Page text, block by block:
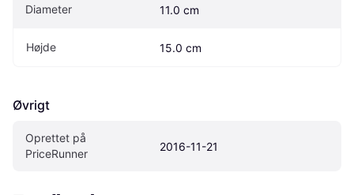
Diameter 11.0 cm
Højde 15.0 cm
Øvrigt
Oprettet på
PriceRunner
2016-11-21